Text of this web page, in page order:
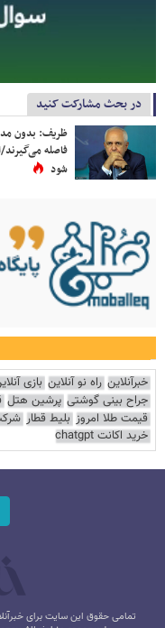
در بحث مشارکت کنید
ظریف: بدون
فاصله
شود
خبرآنلاین راه نو آنلاین بازی
جراح بینی گوشتی پرشین هتل
قیمت طلا امروز بلیط قطار
خرید اکانت chatgpt
تمامی حقوق این سایت برای